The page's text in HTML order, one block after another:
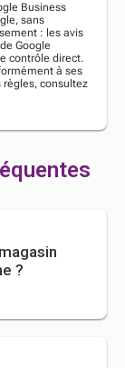
Business
sans
: les avis
Google
contrôle direct.
à ses
règles, consultez
?